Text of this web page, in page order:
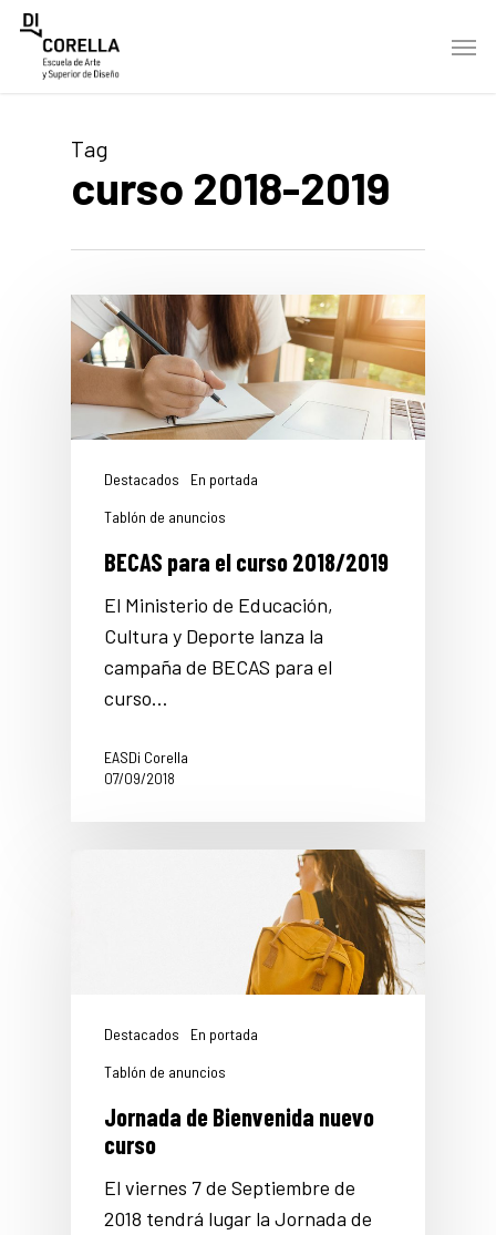
Skip
Menu
Tag
curso 2018-2019
Destacados
En portada
Tablón de anuncios
BECAS para el curso 2018/2019
El Ministerio de Educación,
Cultura y Deporte lanza la
campaña de BECAS para el
curso…
EASDi Corella
07/09/2018
Destacados
En portada
Tablón de anuncios
Jornada de Bienvenida nuevo
curso
El viernes 7 de Septiembre de
2018 tendrá lugar la Jornada de